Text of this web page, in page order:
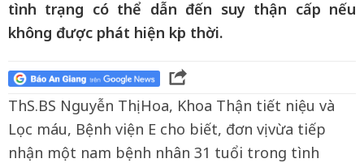
tình trạng có thể dẫn đến suy thận cấp nếu
không được phát hiện kịp thời.
ThS.BS Nguyễn Thị Hoa, Khoa Thận tiết niệu và
Lọc máu, Bệnh viện E cho biết, đơn vị vừa tiếp
nhận một nam bệnh nhân 31 tuổi trong tình